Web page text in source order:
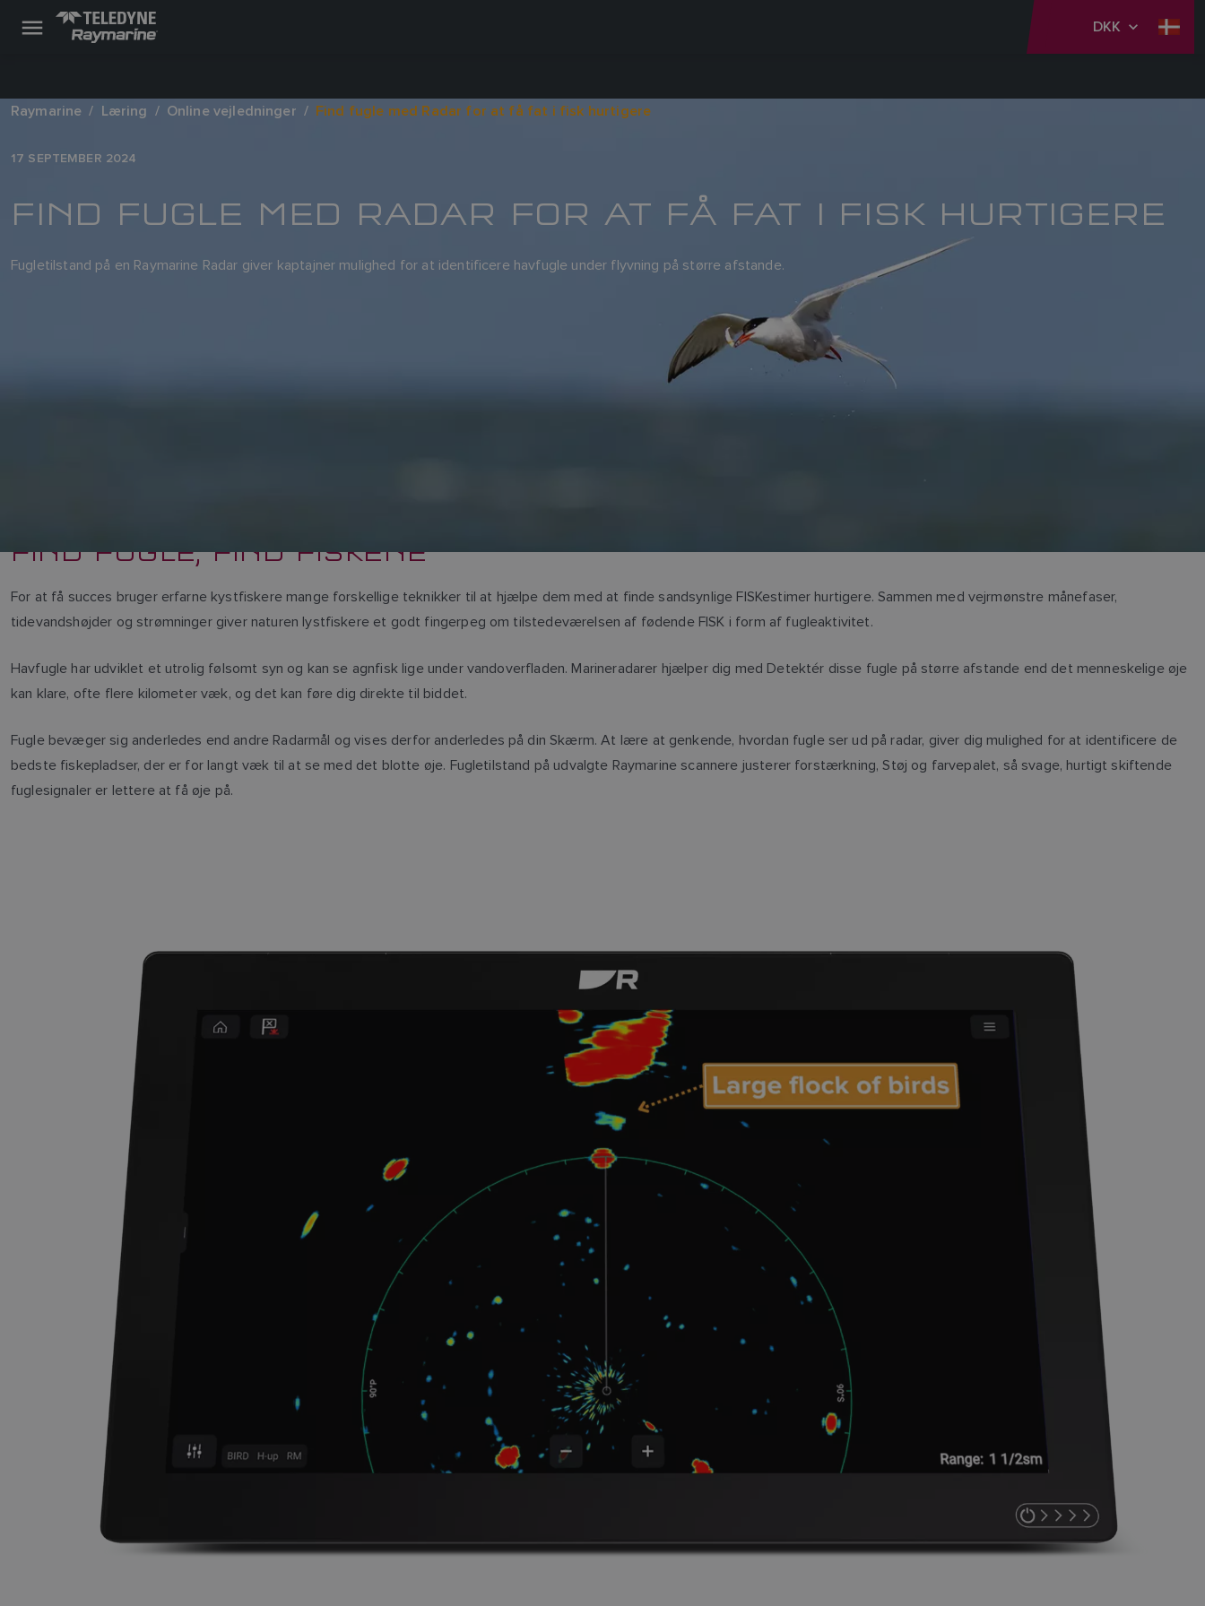
DKK
Raymarine Læring Online vejledninger Find fugle med Radar for at få fat i fisk hurtigere
17 SEPTEMBER 2024
FIND FUGLE MED RADAR FOR AT FÅ FAT I FISK HURTIGERE
Fugletilstand på en Raymarine Radar giver kaptajner mulighed for at identificere havfugle under flyvning på større afstande.
FIND FUGLE, FIND FISKENE
For at få succes bruger erfarne kystfiskere mange forskellige teknikker til at hjælpe dem med at finde sandsynlige FISKestimer hurtigere. Sammen med vejrmønstre månefaser,
tidevandshøjder og strømninger giver naturen lystfiskere et godt fingerpeg om tilstedeværelsen af ​​​​fødende FISK i form af fugleaktivitet.
Havfugle har udviklet et utrolig følsomt syn og kan se agnfisk lige under vandoverfladen. Marineradarer hjælper dig med Detektér disse fugle på større afstande end det menneskelige øje
kan klare, ofte flere kilometer væk, og det kan føre dig direkte til biddet.
Fugle bevæger sig anderledes end andre Radarmål og vises derfor anderledes på din Skærm. At lære at genkende, hvordan fugle ser ud på radar, giver dig mulighed for at identificere de
bedste fiskepladser, der er for langt væk til at se med det blotte øje. Fugletilstand på udvalgte Raymarine scannere justerer forstærkning, Støj og farvepalet, så svage, hurtigt skiftende
fuglesignaler er lettere at få øje på.